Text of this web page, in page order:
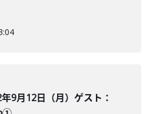
9月12日（月）ゲスト：